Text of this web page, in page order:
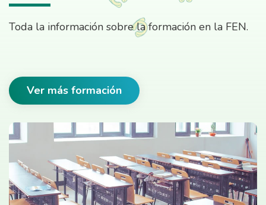
Toda la información sobre la formación en la FEN.
Ver más formación